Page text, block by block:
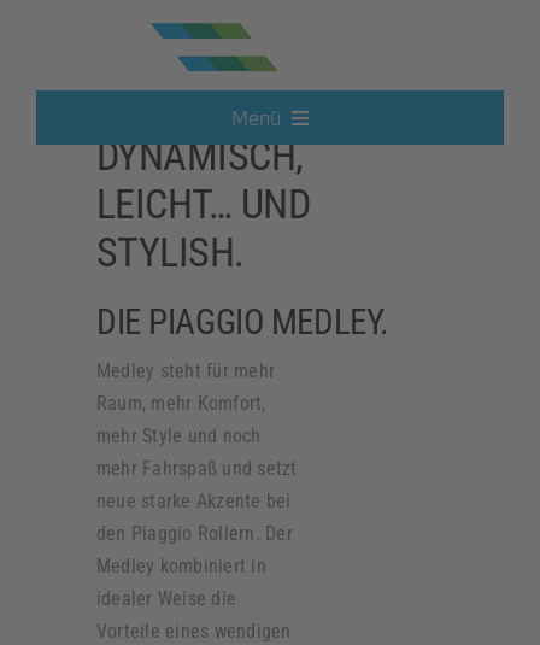
Menü
Neufahrzeuge
Elektroautos
Gebrauchtwagen
Motorrad
PRAKTISCH,
DYNAMISCH,
LEICHT… UND
STYLISH.
DIE PIAGGIO MEDLEY.
Medley steht für mehr
Raum, mehr Komfort,
mehr Style und noch
mehr Fahrspaß und setzt
neue starke Akzente bei
den Piaggio Rollern. Der
Medley kombiniert in
idealer Weise die
Vorteile eines wendigen